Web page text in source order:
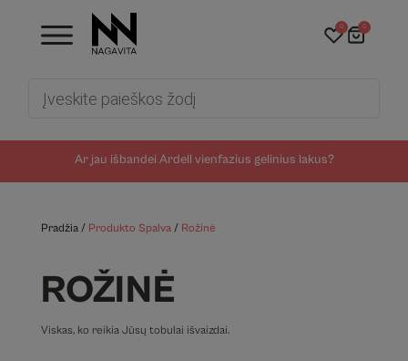
Ar jau išbandei Ardell vienfazius gelinius lakus?
0 0
Pradžia/ Produkto Spalva/ Rožinė
ROŽINĖ
Viskas, ko reikia Jūsų tobulai išvaizdai.